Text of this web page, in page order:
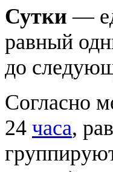
Сутки —
равный
до
Согласно
24 часа,